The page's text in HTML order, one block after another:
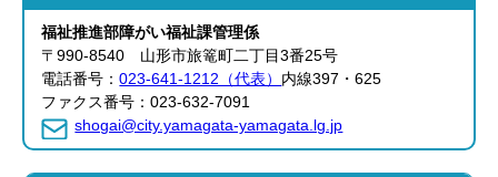
福祉推進部障がい福祉課管理係
〒990-8540 山形市旅篭町二丁目3番25号
電話番号：023-641-1212（代表） 内線397・625
ファクス番号：023-632-7091
shogai@city.yamagata-yamagata.lg.jp